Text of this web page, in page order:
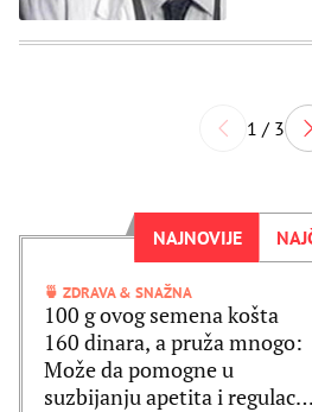
1 / 3
NAJNOVIJE
🍵 ZDRAVA & SNAŽNA
100 g ovog semena košta
160 dinara, a pruža mnogo:
Može da pomogne u
suzbijanju apetita i regulaciji